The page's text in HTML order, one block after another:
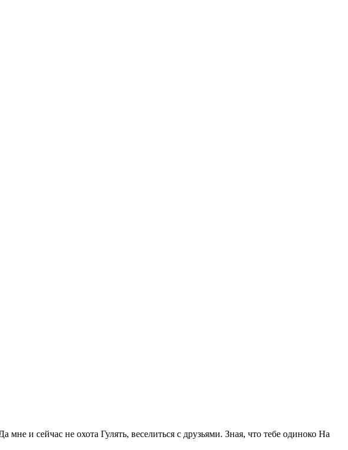
и сейчас не охота Гулять, веселиться с друзьями. Зная, что тебе одиноко На